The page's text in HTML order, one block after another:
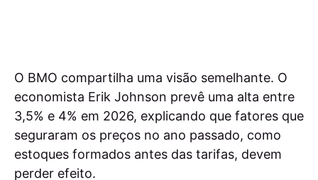
O BMO compartilha uma visão semelhante. O
economista Erik Johnson prevê uma alta entre
3,5% e 4% em 2026, explicando que fatores que
seguraram os preços no ano passado, como
estoques formados antes das tarifas, devem
perder efeito.